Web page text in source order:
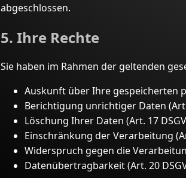
abgeschlossen.
5. Ihre Rechte
Sie haben im Rahmen der geltenden
Auskunft über Ihre gespeicherten
Berichtigung unrichtiger Daten
Löschung Ihrer Daten (Art. 17
Einschränkung der Verarbeitung
Widerspruch gegen die
Datenübertragbarkeit (Art. 20